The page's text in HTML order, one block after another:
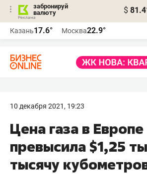
забронируй
валюту
$
Казань17.6° Москва22.9°
10 декабря 2021, 19:23
Цена газа в Европе
превысила $1,25
тысячу